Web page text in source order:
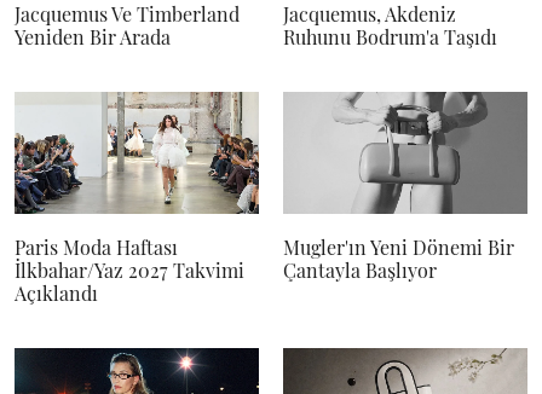
Jacquemus Ve Timberland
Yeniden Bir Arada
Jacquemus, Akdeniz
Ruhunu Bodrum'a Taşıdı
Paris Moda Haftası
İlkbahar/Yaz 2027 Takvimi
Açıklandı
Mugler'ın Yeni Dönemi Bir
Çantayla Başlıyor